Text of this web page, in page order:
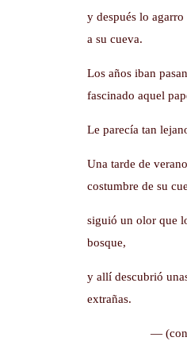
y después lo
a su cueva.
Los años iban
fascinado aquel
Le parecía tan
Una tarde de
costumbre de su
siguió un olor que
bosque,
y allí descubrió
extrañas.
—